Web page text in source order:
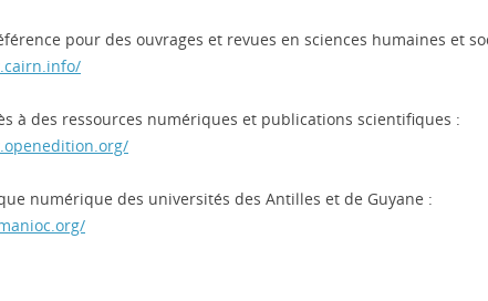
pour des ouvrages et revues en sciences humaines et
à des ressources numériques et publications scientifiques :
numérique des universités des Antilles et de Guyane :